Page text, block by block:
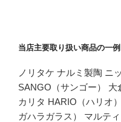
当店主要取り扱い商品の一例
ノリタケ ナルミ製陶 ニ
SANGO（サンゴー）
カリタ HARIO（ハリオ
ガハラガラス） マルテ